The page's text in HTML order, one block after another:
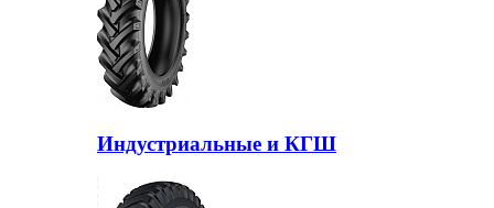
Индустриальные и КГШ